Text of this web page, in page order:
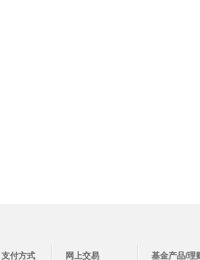
支付方式
网上交易
基金产品/理